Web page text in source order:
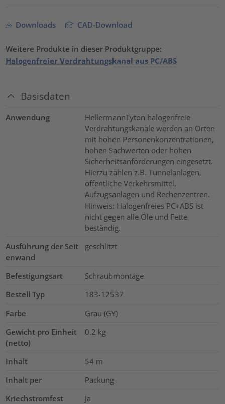
Downloads CAD-Download
Weitere Produkte in dieser Produktgruppe:
Halogenfreier Verdrahtungskanal aus PC/ABS
Basisdaten
Anwendung
HellermannTyton halogenfreie
Verdrahtungskanäle werden an Orten
mit hohen Personenkonzentrationen,
hohen Sachwerten oder hohen
Sicherheitsanforderungen eingesetzt.
Hierzu zählen z.B. Tunnelanlagen,
öffentliche Verkehrsmittel,
Aufzugsanlagen und Rechenzentren.
Hinweis: Halogenfreies PC+ABS ist
nicht gegen alle Öle und Fette
beständig.
Ausführung der Seit
enwand
geschlitzt
Befestigungsart
Schraubmontage
Bestell Typ
183-12537
Farbe
Grau (GY)
Gewicht pro Einheit
(netto)
0.2 kg
Inhalt 54 m
Inhalt per
Packung
Kriechstromfest
Ja